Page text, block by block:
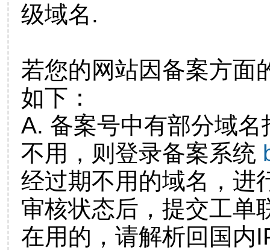
级域名.
若您的网站因备案方面
如下：
A. 备案号中有部分域
不用，则登录备案系统
经过期不用的域名，进
审核状态后，提交工单
在用的，请解析回国内